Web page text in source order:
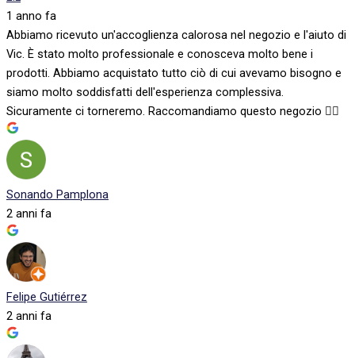
1 anno fa
Abbiamo ricevuto un'accoglienza calorosa nel negozio e l'aiuto di
Vic. È stato molto professionale e conosceva molto bene i
prodotti. Abbiamo acquistato tutto ciò di cui avevamo bisogno e
siamo molto soddisfatti dell'esperienza complessiva.
Sicuramente ci torneremo. Raccomandiamo questo negozio 👍🏻
Sonando Pamplona
2 anni fa
Felipe Gutiérrez
2 anni fa